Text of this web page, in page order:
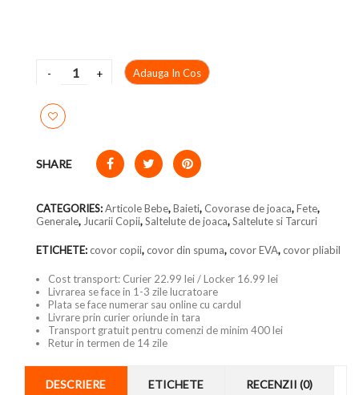
Adauga In Cos
SHARE
CATEGORIES:Articole Bebe,Baieti,Covorase de joaca,Fete,
Generale, Jucarii Copii,Saltelute de joaca,Saltelute si Tarcuri
ETICHETE:covor copii,covor din spuma,covor EVA,covor pliabil
Cost transport: Curier 22.99 lei / Locker 16.99 lei
Livrarea se face in 1-3 zile lucratoare
Plata se face numerar sau online cu cardul
Livrare prin curier oriunde in tara
Transport gratuit pentru comenzi de minim 400 lei
Retur in termen de 14 zile
DESCRIERE ETICHETE RECENZII (0)